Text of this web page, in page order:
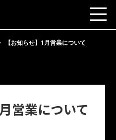
【お知らせ】1月営業について
営業について